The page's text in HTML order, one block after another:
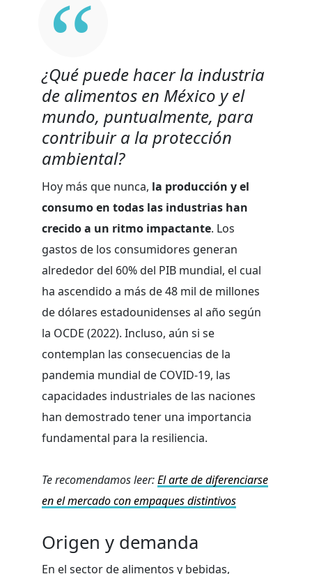
¿Qué puede hacer la industria
de alimentos en México y el
mundo, puntualmente, para
contribuir a la protección
ambiental?
Hoy más que nunca, la producción y el
consumo en todas las industrias han
crecido a un ritmo impactante. Los
gastos de los consumidores generan
alrededor del 60% del PIB mundial, el cual
ha ascendido a más de 48 mil de millones
de dólares estadounidenses al año según
la OCDE (2022). Incluso, aún si se
contemplan las consecuencias de la
pandemia mundial de COVID-19, las
capacidades industriales de las naciones
han demostrado tener una importancia
fundamental para la resiliencia.
Te recomendamos leer:El arte de diferenciarse
en el mercado con empaques distintivos
Origen y demanda
En el sector de alimentos y bebidas,